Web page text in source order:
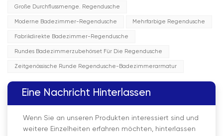
Große Durchflussmenge. Regendusche
Moderne Badezimmer-Regendusche Mehrfarbige Regendusche
Fabrikdirekte Badezimmer-Regendusche
Rundes Badezimmerzubehörset Für Die Regendusche
Zeitgenössische Runde Regendusche-Badezimmerarmatur
Eine Nachricht Hinterlassen
Wenn Sie an unseren Produkten interessiert sind und
weitere Einzelheiten erfahren möchten, hinterlassen